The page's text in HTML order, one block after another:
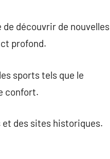
découvrir de nouvelles
profond.
sports tels que le
confort.
des sites historiques.